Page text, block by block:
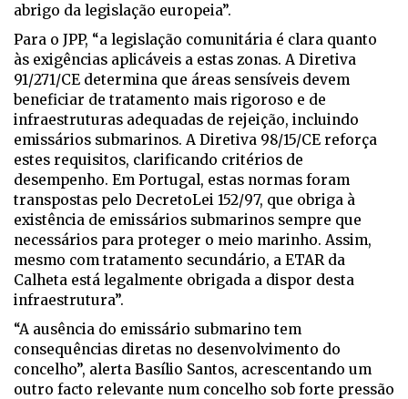
abrigo da legislação europeia”.
Para o JPP, “a legislação comunitária é clara quanto
às exigências aplicáveis a estas zonas. A Diretiva
91/271/CE determina que áreas sensíveis devem
beneficiar de tratamento mais rigoroso e de
infraestruturas adequadas de rejeição, incluindo
emissários submarinos. A Diretiva 98/15/CE reforça
estes requisitos, clarificando critérios de
desempenho. Em Portugal, estas normas foram
transpostas pelo DecretoLei 152/97, que obriga à
existência de emissários submarinos sempre que
necessários para proteger o meio marinho. Assim,
mesmo com tratamento secundário, a ETAR da
Calheta está legalmente obrigada a dispor desta
infraestrutura”.
“A ausência do emissário submarino tem
consequências diretas no desenvolvimento do
concelho”, alerta Basílio Santos, acrescentando um
outro facto relevante num concelho sob forte pressão